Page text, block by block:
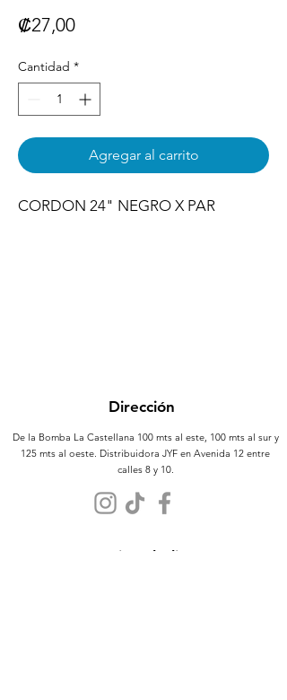
₡27,00Precio
Cantidad *
Agregar al carrito
CORDON 24" NEGRO X PAR
Dirección
De la Bomba La Castellana 100 mts al este, 100 mts al sur y
125 mts al oeste. Distribuidora JYF en Avenida 12 entre
calles 8 y 10.
Atención al Cliente